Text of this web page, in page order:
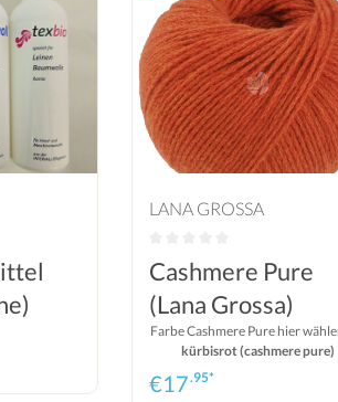
LANA GROSSA
Cashmere Pure
(Lana Grossa)
Farbe Cashmere Pure hier
kürbisrot (cashmere pure)
€17.95*